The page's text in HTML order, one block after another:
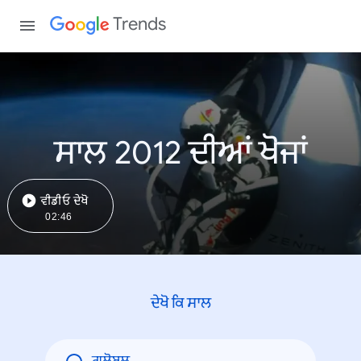
Trends
ਸਾਲ 2012 ਦੀਆਂ ਖੋਜਾਂ
ਵੀਡੀਓ ਦੇਖੋ
02:46
ਦੇਖੋ ਕਿ ਸਾਲ